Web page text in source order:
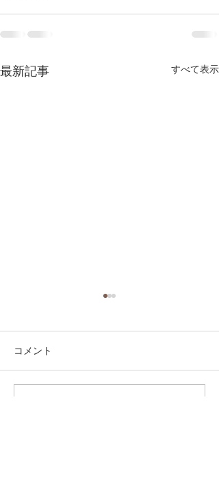
最新記事 すべて表示
コメント